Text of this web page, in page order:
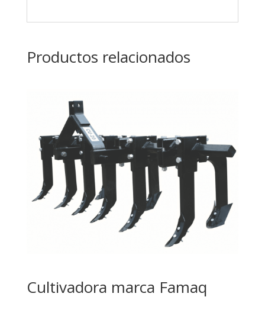
Productos relacionados
Cultivadora marca Famaq